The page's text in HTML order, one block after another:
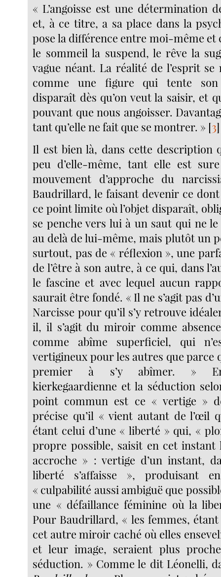
« L’angoisse est une détermination
et, à ce titre, a sa place dans la
pose la différence entre moi-même et
le sommeil la suspend, le rêve la
vague néant. La réalité de l’esprit
comme une figure qui tente son
disparaît dès qu’on veut la saisir, et
pouvant que nous angoisser.
tant qu’elle ne fait que se montrer. » [3]
Il est bien là, dans cette description
peu d’elle-même, tant elle est
mouvement d’approche du
Baudrillard, le faisant devenir ce
ce point limite où l’objet disparaît,
se penche vers lui à un saut qui ne
au delà de lui-même, mais plutôt un
surtout, pas de « réflexion », une
de l’être à son autre, à ce qui, dans
le fascine et avec lequel aucun
saurait être fondé. « Il ne s’agit pas
Narcisse pour qu’il s’y retrouve
il, il s’agit du miroir comme
comme abîme superficiel, qui
vertigineux pour les autres que parce
premier à s’y abîmer. »
kierkegaardienne et la séduction
point commun est ce « vertige »
précise qu’il « vient autant de l’œil
étant celui d’une « liberté » qui, «
propre possible, saisit en cet instant
accroche » : vertige d’un instant,
liberté s’affaisse », produisant
« culpabilité aussi ambiguë que
une « défaillance féminine où la
Pour Baudrillard, « les femmes,
cet autre miroir caché où elles
et leur image, seraient plus
séduction. » Comme le dit Léonelli,